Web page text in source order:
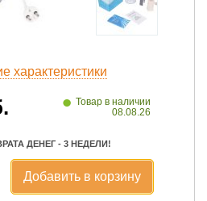
характеристики
• Товар в наличии
08.08.26
ДЕНЕГ - 3 НЕДЕЛИ!
Добавить в корзину